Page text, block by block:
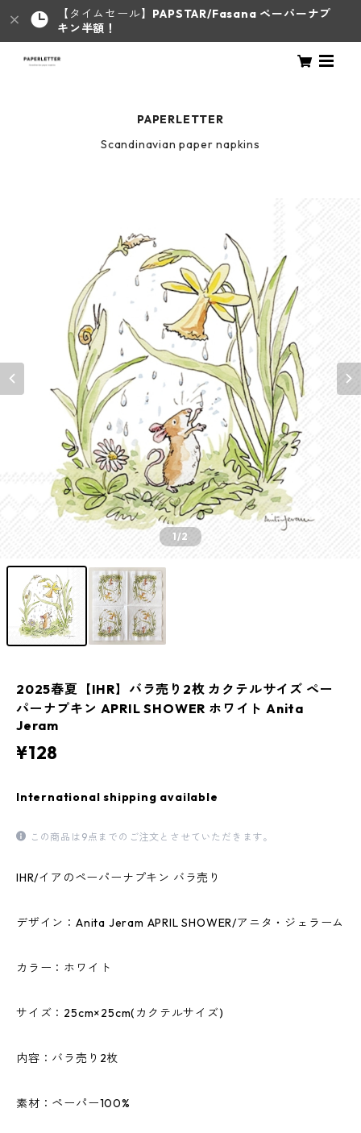
【タイムセール】 PAPSTAR/Fasana ペーパーナプ
キン半額！
PAPERLETTER
Scandinavian paper napkins
1/2
2025春夏【IHR】バラ売り2枚 カクテルサイズ ペー
パーナプキン APRIL SHOWER ホワイト Anita
Jeram
¥128
International shipping available
この商品は9点までのご注文とさせていただきます。
IHR/イアのペーパーナプキン バラ売り
デザイン：Anita Jeram APRIL SHOWER/アニタ・ジェラーム
カラー：ホワイト
サイズ：25cm×25cm(カクテルサイズ)
内容：バラ売り2枚
素材：ペーパー100%